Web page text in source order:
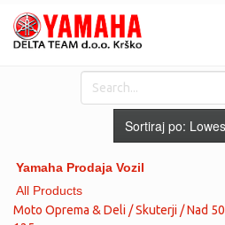
Sortiraj po:
Yamaha Prodaja Vozil
All Products
Moto Oprema & Deli / Skuterji / Nad